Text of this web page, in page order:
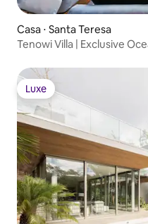
Casa ⋅ Santa Teresa
Tenowi Villa | Exclusive
Luxe
Luxe